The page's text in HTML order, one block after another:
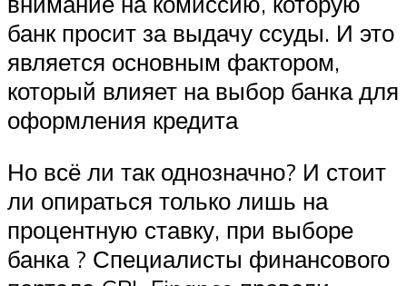
банк просит за выдачу ссуды. И это
является основным фактором,
который влияет на выбор банка для
оформления кредита
Но всё ли так однозначно? И стоит
ли опираться только лишь на
процентную ставку, при выборе
банка ? Специалисты финансового